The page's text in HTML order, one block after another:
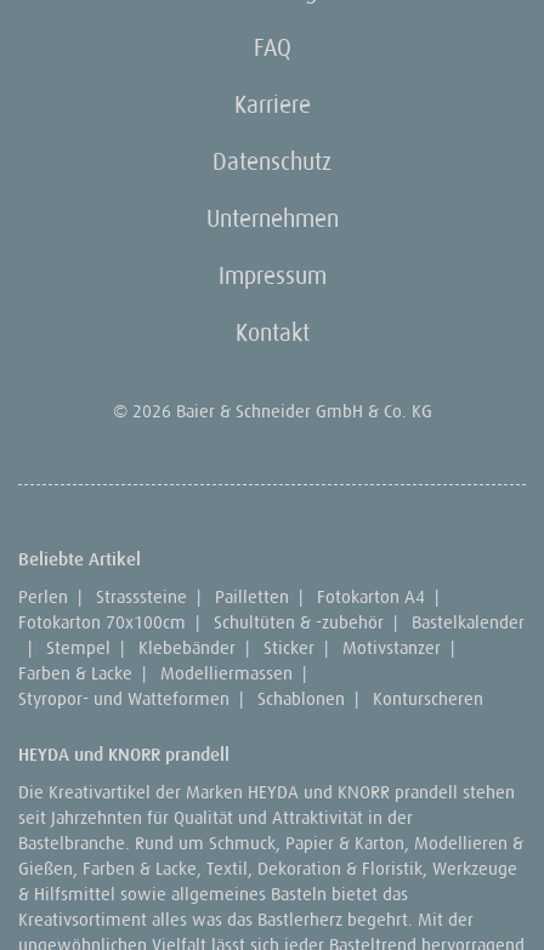
FAQ
Karriere
Datenschutz
Unternehmen
Impressum
Kontakt
© 2026 Baier & Schneider GmbH & Co. KG
Beliebte Artikel
Perlen | Strasssteine | Pailletten | Fotokarton A4 |
Fotokarton 70x100cm | Schultüten & -zubehör |
Bastelkalender
|
Stempel | Klebebänder | Sticker | Motivstanzer |
Farben & Lacke | Modelliermassen |
Styropor- und Watteformen | Schablonen | Konturscheren
HEYDA und KNORR prandell
Die Kreativartikel der Marken HEYDA und KNORR prandell stehen
seit Jahrzehnten für Qualität und Attraktivität in der
Bastelbranche. Rund um Schmuck, Papier & Karton, Modellieren &
Gießen, Farben & Lacke, Textil, Dekoration & Floristik, Werkzeuge
& Hilfsmittel sowie allgemeines Basteln bietet das
Kreativsortiment alles was das Bastlerherz begehrt. Mit der
ungewöhnlichen Vielfalt lässt sich jeder Basteltrend hervorragend